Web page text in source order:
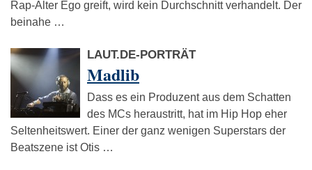
Rap-Alter Ego greift, wird kein Durchschnitt verhandelt. Der
beinahe …
LAUT.DE-PORTRÄT
Madlib
Dass es ein Produzent aus dem Schatten
des MCs heraustritt, hat im Hip Hop eher
Seltenheitswert. Einer der ganz wenigen Superstars der
Beatszene ist Otis …